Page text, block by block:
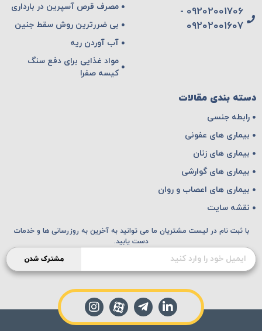
09202001706 -
۰۹۲۰۲۰۰۱۶۰۷
مصرف قرص آسپرین در بارداری
بی ضررترین روش سقط جنین
آب آوردن ریه
مواد غذایی برای دفع سنگ
کیسه صفرا
دسته بندی مقالات
رابطه جنسی
بیماری های عفونی
بیماری های زنان
بیماری های گوارشی
بیماری های اعصاب و روان
نقشه سایت
با ثبت نام در لیست مشتریان ما می توانید به آخرین به روزرسانی ها و خدمات
دست یابید.
مشترک شدن